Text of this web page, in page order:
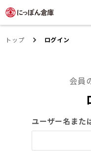
トップ ログイン
会員
ユーザー名また